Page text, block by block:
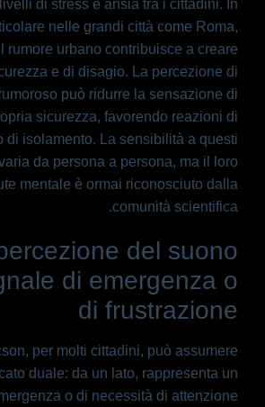
di stress e ansia tra i cittadini. In
nelle grandi città come Roma,
rumore urbano contribuisce a creare
e di disagio. La percezione di
può ridurre la sensazione di
sicurezza, favorendo reazioni di
di isolamento. La sensibilità a questi
da persona a persona, ma il loro
mentale è ormai riconosciuto dalla
comunità scientifica.
del suono
di emergenza o
di frustrazione
per molti cittadini, può assumere
duale: da un lato, rappresenta un
o di necessità di attenzione